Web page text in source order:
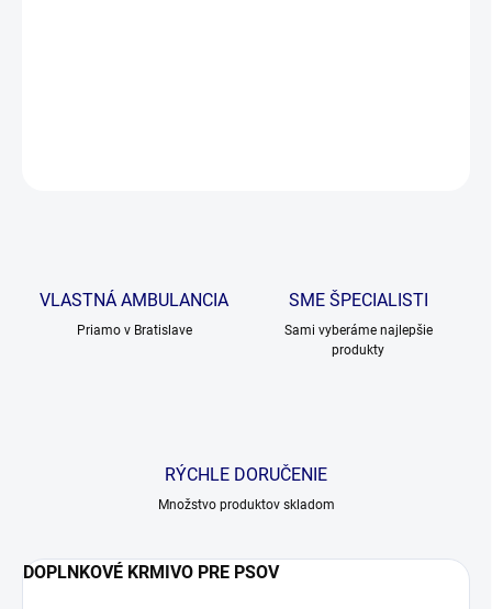
VLASTNÁ AMBULANCIA
Priamo v Bratislave
SME ŠPECIALISTI
Sami vyberáme najlepšie
produkty
RÝCHLE DORUČENIE
Množstvo produktov skladom
DOPLNKOVÉ KRMIVO PRE PSOV